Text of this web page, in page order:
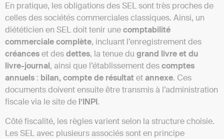
En pratique, les obligations des SEL sont très proches de
celles des sociétés commerciales classiques. Ainsi, un
diététicien en SEL doit tenir unecomptabilité
commercialecomplète, incluant l’enregistrement des
créanceset desdettes, la tenue du grand livre et du
livre-journal, ainsi que l’établissement descomptes
annuels : bilan, compte de résultatetannexe. Ces
documents doivent ensuite être transmis à l’administration
fiscale via le site de l’INPI.
Côté fiscalité, les règles varient selon la structure choisie.
Les SEL avec plusieurs associés sont en principe